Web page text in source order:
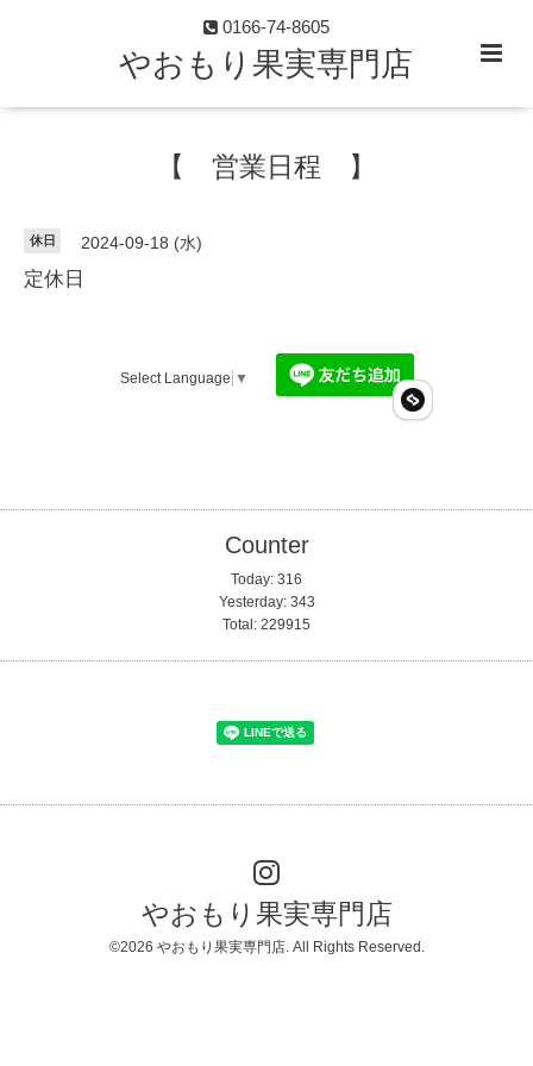
0166-74-8605
やおもり果実専門店
【 営業日程 】
休日 2024-09-18 (水)
定休日
Select Language ▼
Counter
Today: 316
Yesterday: 343
Total: 229915
やおもり果実専門店
©2026 やおもり果実専門店. All Rights Reserved.